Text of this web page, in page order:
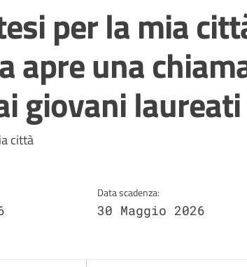
per la mia
apre una
giovani laureati
notizia
città
Data scadenza:
30 Maggio 2026